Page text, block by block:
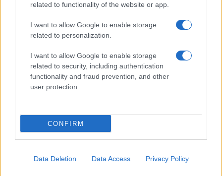
related to functionality of the website or app.
I want to allow Google to enable storage
related to personalization.
I want to allow Google to enable storage
related to security, including authentication
functionality and fraud prevention, and other
user protection.
CONFIRM
Data Deletion Data Access Privacy Policy